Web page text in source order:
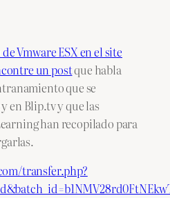
Vmware ESX en el site
un postque habla
que se
en Blip.tv y que las
han recopilado para
transfer.php?